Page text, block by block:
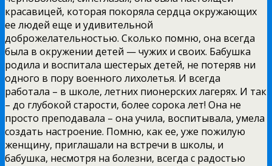
красавицей, которая покоряла сердца окружающих
ее людей еще и удивительной
доброжелательностью. Сколько помню, она всегда
была в окружении детей — чужих и своих. Бабушка
родила и воспитала шестерых детей, не потеряв ни
одного в пору военного лихолетья. И всегда
работала – в школе, летних пионерских лагерях. И так
– до глубокой старости, более сорока лет! Она не
просто преподавала – она учила, воспитывала, умела
создать настроение. Помню, как ее, уже пожилую
женщину, приглашали на встречи в школы, и
бабушка, несмотря на болезни, всегда с радостью